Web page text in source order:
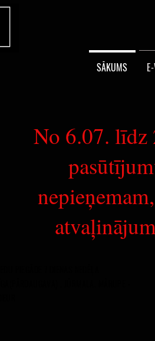
SĀKUMS
No 6.07. līdz